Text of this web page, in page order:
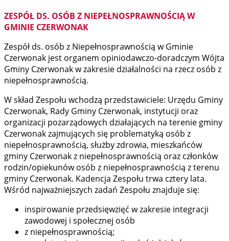
ZESPÓŁ DS. OSÓB Z NIEPEŁNOSPRAWNOŚCIĄ W
GMINIE CZERWONAK
Zespół ds. osób z Niepełnosprawnością w Gminie
Czerwonak jest organem opiniodawczo-doradczym Wójta
Gminy Czerwonak w zakresie działalności na rzecz osób z
niepełnosprawnością.
W skład Zespołu wchodzą przedstawiciele: Urzędu Gminy
Czerwonak, Rady Gminy Czerwonak, instytucji oraz
organizacji pozarządowych działających na terenie gminy
Czerwonak zajmujących się problematyką osób z
niepełnosprawnością, służby zdrowia, mieszkańców
gminy Czerwonak z niepełnosprawnością oraz członków
rodzin/opiekunów osób z niepełnosprawnością z terenu
gminy Czerwonak. Kadencja Zespołu trwa cztery lata.
Wśród najważniejszych zadań Zespołu znajduje się:
inspirowanie przedsięwzięć w zakresie integracji
zawodowej i społecznej osób
z niepełnosprawnością;